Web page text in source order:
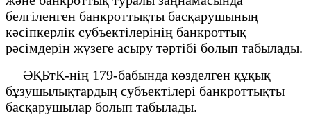
белгіленген банкроттықты басқарушының
кәсіпкерлік субъектілерінің банкроттық
рәсімдерін жүзеге асыру тәртібі болып табылады.
ӘҚБтК-нің 179-бабында көзделген құқық
бұзушылықтардың субъектілері банкроттықты
басқарушылар болып табылады.